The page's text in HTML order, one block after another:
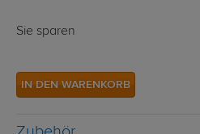
Sie sparen
IN DEN WARENKORB